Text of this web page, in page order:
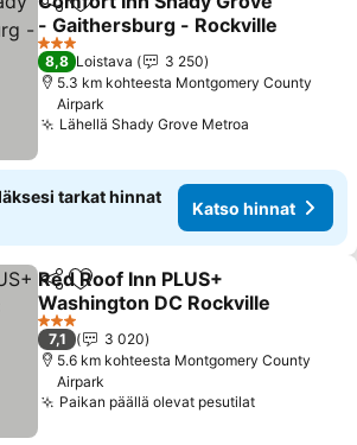
Jaa Lisää suosikkeihin
- Gaithersburg - Rockville
Katso hinnat
3 Tähtiluokitus
8,8 Loistava
3 250
5.3 km kohteesta Montgomery County
Airpark
Lähellä Shady Grove Metroa
tarkat hinnat
Katso hinnat
Jaa Lisää suosikkeihin
Red Roof Inn PLUS+
Washington DC Rockville
Katso hinnat
3 Tähtiluokitus
7,1
3 020
5.6 km kohteesta Montgomery County
Airpark
Paikan päällä olevat pesutilatKatso